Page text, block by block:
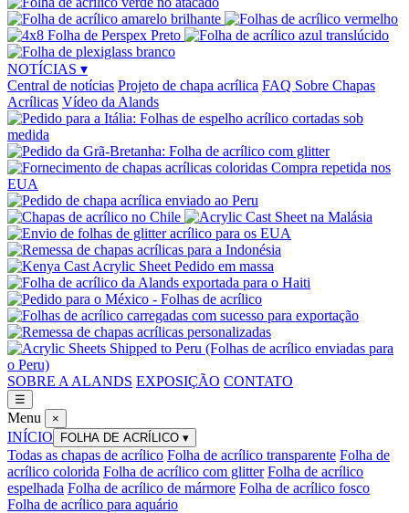
NOTÍCIAS ▾
Central de notícias Projeto de chapa acrílica FAQ Sobre Chapas
Acrílicas Vídeo da Alands
SOBRE A ALANDS EXPOSIÇÃO CONTATO
☰
Menu ×
INÍCIO FOLHA DE ACRÍLICO ▾
Todas as chapas de acrílico Folha de acrílico transparente Folha de
acrílico colorida Folha de acrílico com glitter Folha de acrílico
espelhada Folha de acrílico de mármore Folha de acrílico fosco
Folha de acrílico para aquário